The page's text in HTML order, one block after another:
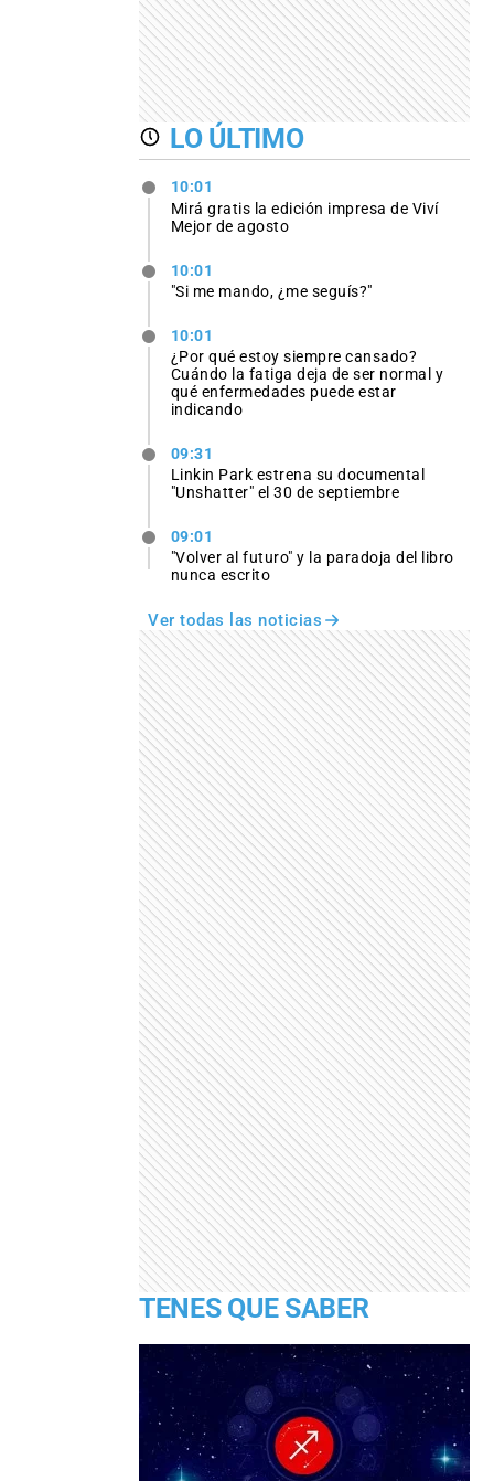
LO ÚLTIMO
10:01
Mirá gratis la edición impresa de Viví
Mejor de agosto
10:01
"Si me mando, ¿me seguís?"
10:01
¿Por qué estoy siempre cansado?
Cuándo la fatiga deja de ser normal y
qué enfermedades puede estar
indicando
09:31
Linkin Park estrena su documental
"Unshatter" el 30 de septiembre
09:01
"Volver al futuro" y la paradoja del libro
nunca escrito
Ver todas las noticias
TENES QUE SABER